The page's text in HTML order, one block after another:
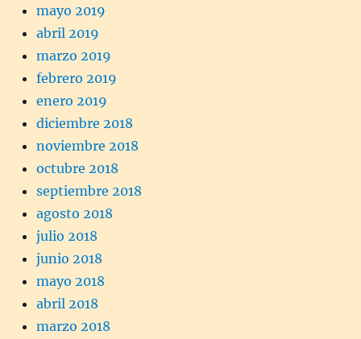
mayo 2019
abril 2019
marzo 2019
febrero 2019
enero 2019
diciembre 2018
noviembre 2018
octubre 2018
septiembre 2018
agosto 2018
julio 2018
junio 2018
mayo 2018
abril 2018
marzo 2018